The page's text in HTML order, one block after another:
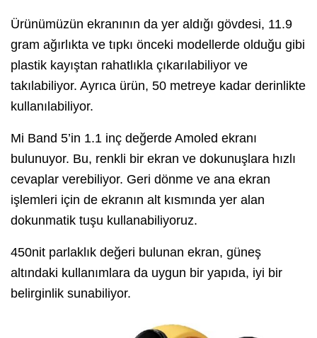
Ürünümüzün ekranının da yer aldığı gövdesi, 11.9
gram ağırlıkta ve tıpkı önceki modellerde olduğu gibi
plastik kayıştan rahatlıkla çıkarılabiliyor ve
takılabiliyor. Ayrıca ürün, 50 metreye kadar derinlikte
kullanılabiliyor.
Mi Band 5’in 1.1 inç değerde Amoled ekranı
bulunuyor. Bu, renkli bir ekran ve dokunuşlara hızlı
cevaplar verebiliyor. Geri dönme ve ana ekran
işlemleri için de ekranın alt kısmında yer alan
dokunmatik tuşu kullanabiliyoruz.
450nit parlaklık değeri bulunan ekran, güneş
altındaki kullanımlara da uygun bir yapıda, iyi bir
belirginlik sunabiliyor.